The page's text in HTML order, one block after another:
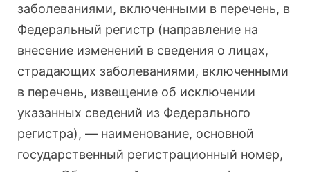
заболеваниями, включенными в перечень, в
Федеральный регистр (направление на
внесение изменений в сведения о лицах,
страдающих заболеваниями, включенными
в перечень, извещение об исключении
указанных сведений из Федерального
регистра), — наименование, основной
государственный регистрационный номер,